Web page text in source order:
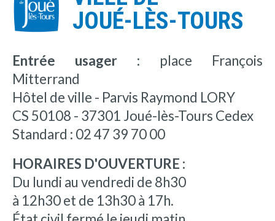
JOUÉ-LÈS-TOURS
Entrée usager : place François
Mitterrand
Hôtel de ville - Parvis Raymond LORY
CS 50108 - 37301 Joué-lès-Tours Cedex
Standard : 02 47 39 70 00
HORAIRES D'OUVERTURE :
Du lundi au vendredi de 8h30
à 12h30 et de 13h30 à 17h.